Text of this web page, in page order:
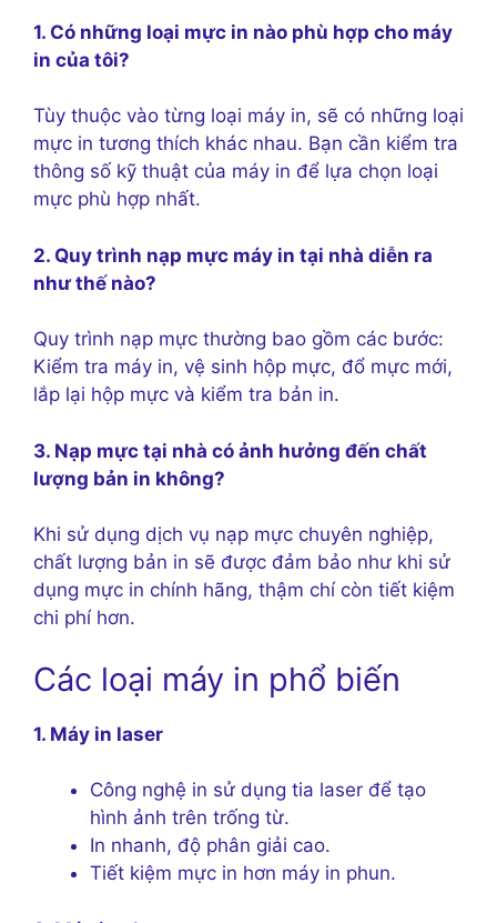
1. Có những loại mực in nào phù hợp cho máy
in của tôi?
Tùy thuộc vào từng loại máy in, sẽ có những loại
mực in tương thích khác nhau. Bạn cần kiểm tra
thông số kỹ thuật của máy in để lựa chọn loại
mực phù hợp nhất.
2. Quy trình nạp mực máy in tại nhà diễn ra
như thế nào?
Quy trình nạp mực thường bao gồm các bước:
Kiểm tra máy in, vệ sinh hộp mực, đổ mực mới,
lắp lại hộp mực và kiểm tra bản in.
3. Nạp mực tại nhà có ảnh hưởng đến chất
lượng bản in không?
Khi sử dụng dịch vụ nạp mực chuyên nghiệp,
chất lượng bản in sẽ được đảm bảo như khi sử
dụng mực in chính hãng, thậm chí còn tiết kiệm
chi phí hơn.
Các loại máy in phổ biến
1. Máy in laser
Công nghệ in sử dụng tia laser để tạo
hình ảnh trên trống từ.
In nhanh, độ phân giải cao.
Tiết kiệm mực in hơn máy in phun.